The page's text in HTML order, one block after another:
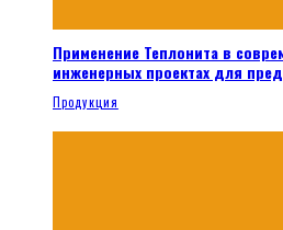
Применение Теплонита в
инженерных проектах для
Продукция